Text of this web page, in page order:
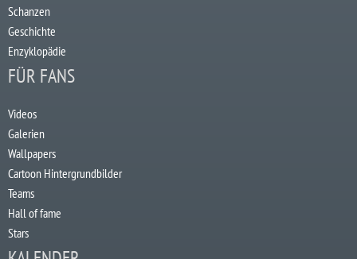
Schanzen
Geschichte
Enzyklopädie
FÜR FANS
Videos
Galerien
Wallpapers
Cartoon Hintergrundbilder
Teams
Hall of fame
Stars